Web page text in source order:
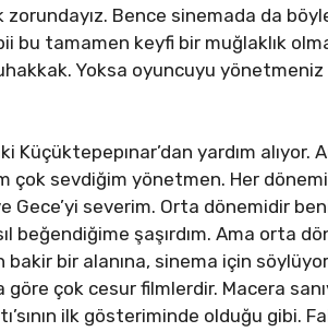
Bence sinemada da
bu tamamen keyfi bir muğlaklık
Yoksa oyuncuyu yönetmeniz
Küçüktepepınar’dan yardım
çok sevdiğim yönetmen. Her
ve Gece’yi severim. Orta dönemidir
beğendiğime şaşırdım. Ama orta
bakir bir alanına, sinema için
göre çok cesur filmlerdir. Macera
ilk gösteriminde olduğu gibi.